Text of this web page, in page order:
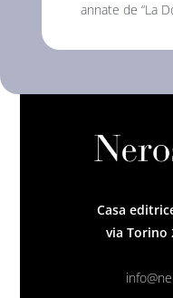
annate de “La
Casa
via Torino